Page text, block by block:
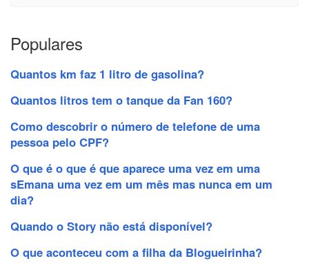
Populares
Quantos km faz 1 litro de gasolina?
Quantos litros tem o tanque da Fan 160?
Como descobrir o número de telefone de uma
pessoa pelo CPF?
O que é o que é que aparece uma vez em uma
sEmana uma vez em um mês mas nunca em um
dia?
Quando o Story não está disponível?
O que aconteceu com a filha da Blogueirinha?